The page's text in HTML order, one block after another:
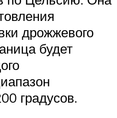
дрожжевого
будет
градусов.